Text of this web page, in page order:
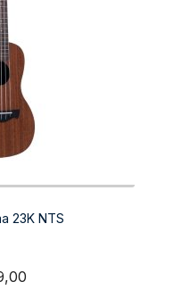
23K NTS